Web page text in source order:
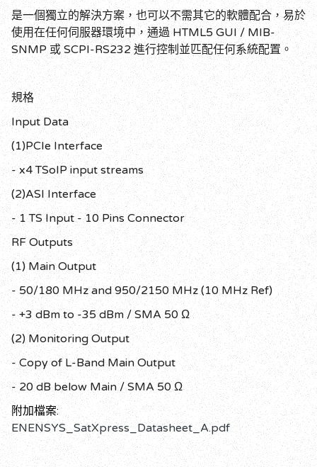
是一個獨立的解決方案，也可以不需其它的軟體配合，易於
使用在任何伺服器環境中，通過 HTML5 GUI / MIB-
SNMP或SCPI-RS232 進行控制並匹配任何系統配置。
規格
Input Data
(1)PCIe Interface
- x4 TSoIP input streams
(2)ASI Interface
- 1 TS Input - 10 Pins Connector
RF Outputs
(1) Main Output
- 50/180 MHz and 950/2150 MHz (10 MHz Ref)
- +3 dBm to -35 dBm / SMA 50 Ω
(2) Monitoring Output
- Copy of L-Band Main Output
- 20 dB below Main / SMA 50 Ω
附加檔案:
ENENSYS_SatXpress_Datasheet_A.pdf